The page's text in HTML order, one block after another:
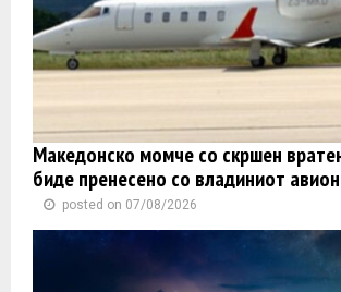
Македонско момче со скршен
биде пренесено со владиниот
posted on 07/08/2026